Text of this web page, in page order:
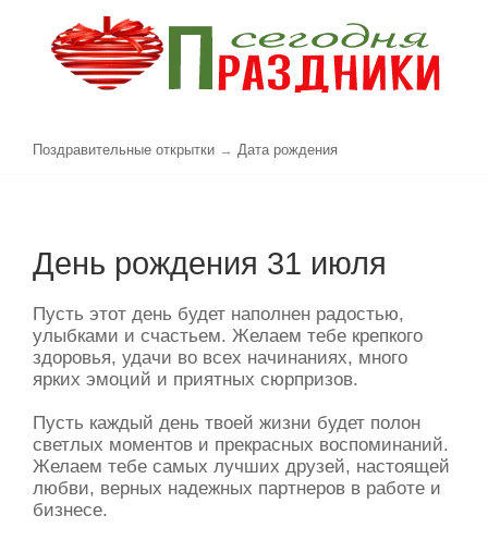
Поздравительные открытки → Дата рождения
День рождения 31 июля
Пусть этот день будет наполнен радостью,
улыбками и счастьем. Желаем тебе крепкого
здоровья, удачи во всех начинаниях, много
ярких эмоций и приятных сюрпризов.
Пусть каждый день твоей жизни будет полон
светлых моментов и прекрасных воспоминаний.
Желаем тебе самых лучших друзей, настоящей
любви, верных надежных партнеров в работе и
бизнесе.